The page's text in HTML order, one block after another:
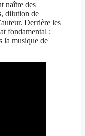
naître des
dilution de
Derrière les
fondamental :
la musique de